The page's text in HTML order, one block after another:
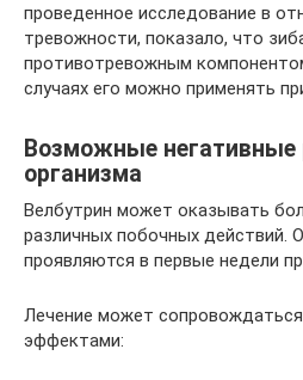
проведенное исследование в
тревожности, показало, что
противотревожным
случаях его можно применять
Возможные негативные
организма
Велбутрин может оказывать
различных побочных действий.
проявляются в первые недели
Лечение может
эффектами: